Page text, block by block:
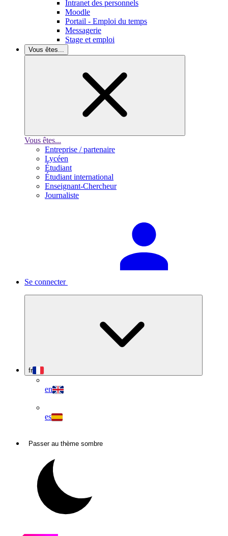
Intranet des personnels
Moodle
Portail - Emploi du temps
Messagerie
Stage et emploi
Vous êtes...
Vous êtes...
Entreprise / partenaire
Lycéen
Étudiant
Étudiant international
Enseignant-Chercheur
Journaliste
Se connecter
fr
en
es
Passer au thème sombre